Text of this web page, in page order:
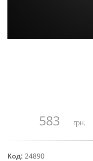
583 грн.
Код: 24890